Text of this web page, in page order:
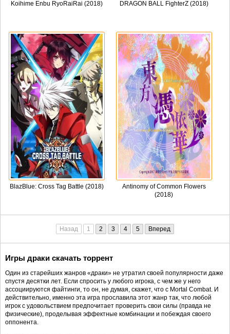
Koihime Enbu RyoRaiRai (2018) DRAGON BALL FighterZ (2018)
BlazBlue: Cross Tag Battle (2018)
Antinomy of Common Flowers
(2018)
Назад 1 2 3 4 5 Вперед
Игры драки скачать торрент
Один из старейших жанров «драки» не утратил своей популярности даже
спустя десятки лет. Если спросить у любого игрока, с чем же у него
ассоциируются файтинги, то он, не думая, скажет, что с Mortal Combat. И
действительно, именно эта игра прославила этот жанр так, что любой
игрок с удовольствием предпочитает проверить свои силы (правда не
физические), проделывая эффектные комбинации и побеждая своего
оппонента.